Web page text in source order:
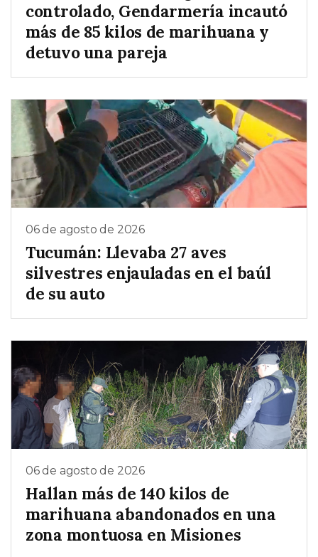
controlado, Gendarmería incautó
más de 85 kilos de marihuana y
detuvo una pareja
06 de agosto de 2026
Tucumán: Llevaba 27 aves
silvestres enjauladas en el baúl
de su auto
06 de agosto de 2026
Hallan más de 140 kilos de
marihuana abandonados en una
zona montuosa en Misiones